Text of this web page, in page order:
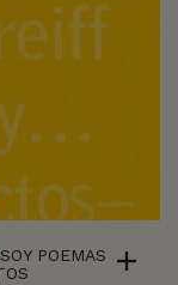
POEMAS